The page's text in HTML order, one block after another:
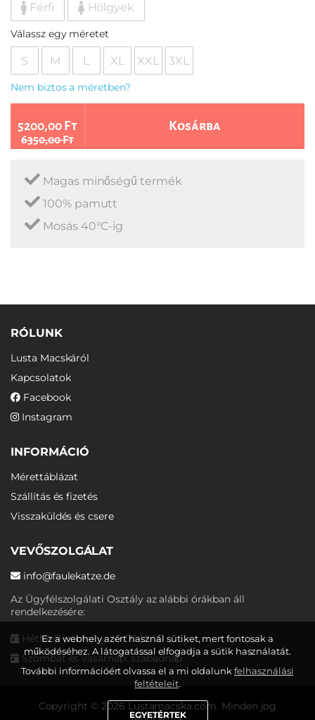
Férfi Hölgyek
Válassz egy méretet
S M L XL XXL 3XL
Nem biztos a méretben?
5200,00 Ft
6350,00 Ft
Kosárba
Magas minőségű termék
100% pamutt
Mosás 40°C-ig
RÓLUNK
Lusta Macskáról
Kapcsolatok
Facebook
Instagram
INFORMÁCIÓ
Mérettáblázat
Szállítás és fizetés
Visszaküldés és csere
VEVŐSZOLGÁLAT
info@faulekatze.de
Az Ügyfélszolgálati Osztály az alábbi órákban áll
rendelkezésére:
Hétfőtől péntekig: 10:00-19:00
Szombat és vasárnap: szabadnap
Copyright © 2026 Lustamacska.com. Minden jog
Ez a webhely azért használ sütiket, mert fontosak a
működéséhez. A látogatással elfogadja a sütik használatát.
További információért olvassa el a mi oldalunkfelhasználási
feltételeit.
EGYETÉRTEK